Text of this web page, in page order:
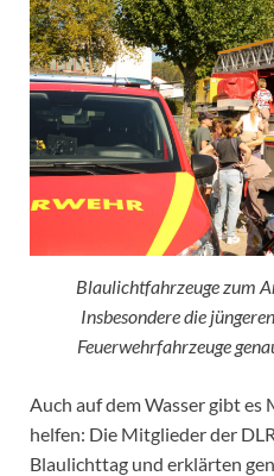
Blaulichtfahrzeuge zum
Insbesondere die
Feuerwehrfahrzeuge
Auch auf dem Wasser gibt es
helfen: Die Mitglieder der
Blaulichttag und erklärten